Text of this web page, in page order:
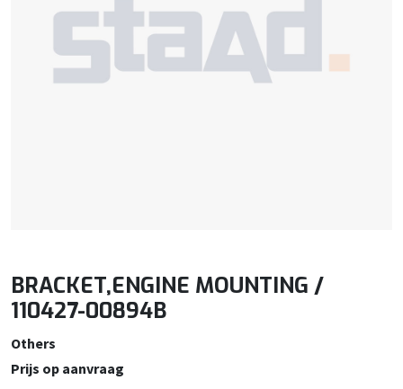
BRACKET,ENGINE MOUNTING /
110427-00894B
Others
Prijs op aanvraag